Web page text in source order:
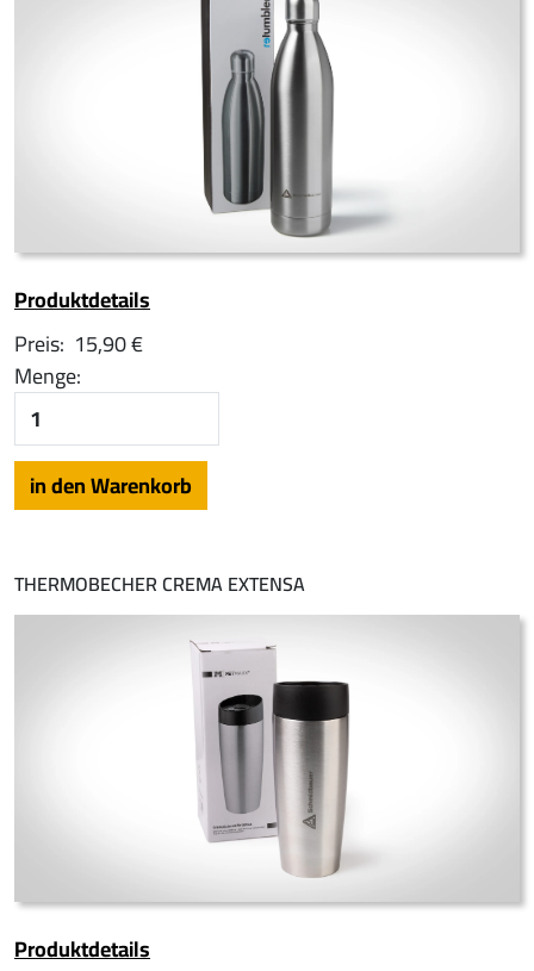
Produktdetails
Preis: 15,90 €
Menge:
THERMOBECHER CREMA EXTENSA
Produktdetails